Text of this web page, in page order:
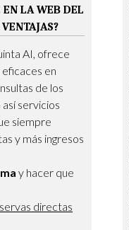
EN LA WEB DEL
AI, ofrece
en
de los
servicios
siempre
y más ingresos
y hacer que
directas